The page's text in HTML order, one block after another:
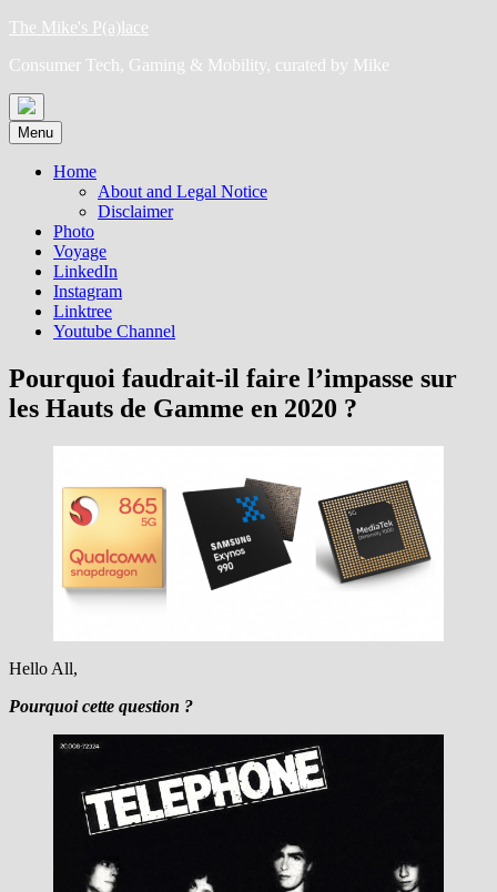
Skip
content
The Mike's P(a)lace
Consumer Tech, Gaming & Mobility, curated by Mike
Menu
Home
About and Legal Notice
Disclaimer
Photo
Voyage
LinkedIn
Instagram
Linktree
Youtube Channel
Pourquoi faudrait-il faire l’impasse sur
les Hauts de Gamme en 2020 ?
Hello All,
Pourquoi cette question ?